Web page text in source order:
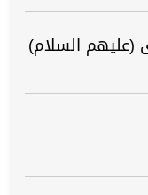
(عليهم السلام)